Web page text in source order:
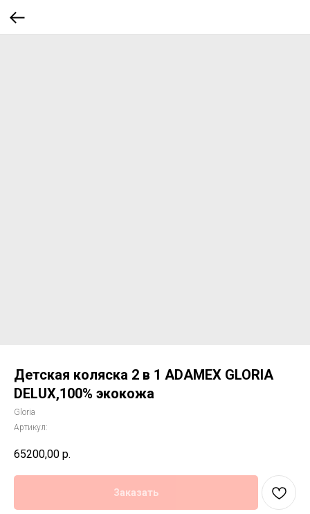
Детская коляска 2 в 1 ADAMEX GLORIA
DELUX,100% экокожа
Gloria
Артикул:
65200,00 р.
Заказать